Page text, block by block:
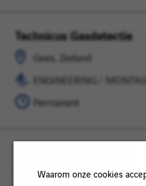
Waarom onze cookies
Technicus Gasdetectie
Goes, Zeeland
Goes,
Zeeland
ENGINEERING /
ENGINEERING
/
MONTAGE
Permanent
Goes, Zeeland
Zeeland